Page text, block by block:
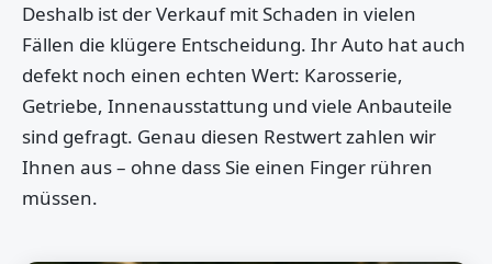
Deshalb ist der Verkauf mit Schaden in vielen
Fällen die klügere Entscheidung. Ihr Auto hat auch
defekt noch einen echten Wert: Karosserie,
Getriebe, Innenausstattung und viele Anbauteile
sind gefragt. Genau diesen Restwert zahlen wir
Ihnen aus – ohne dass Sie einen Finger rühren
müssen.